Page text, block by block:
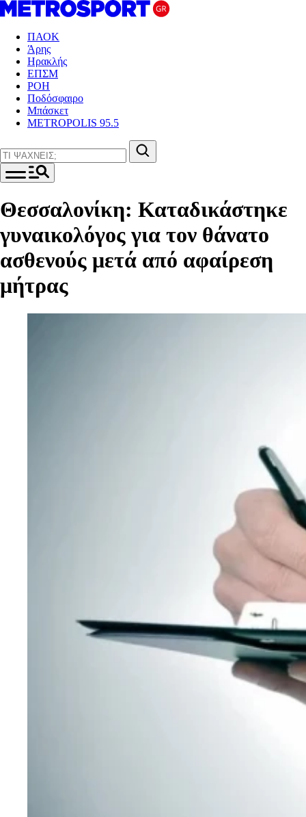
ΠΑΟΚ
Άρης
Ηρακλής
ΕΠΣΜ
ΡΟΗ
Ποδόσφαιρο
Μπάσκετ
METROPOLIS 95.5
Θεσσαλονίκη: Καταδικάστηκε
γυναικολόγος για τον θάνατο
ασθενούς μετά από αφαίρεση
μήτρας